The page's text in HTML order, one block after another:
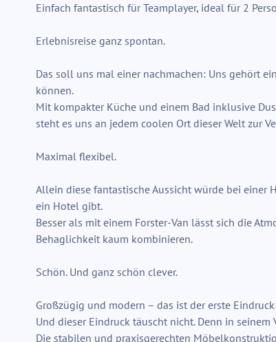
Einfach fantastisch für Teamplayer, ideal für 2
Erlebnisreise ganz spontan.
Das soll uns mal einer nachmachen: Uns gehört
können.
Mit kompakter Küche und einem Bad inklusive
steht es uns an jedem coolen Ort dieser Welt zur
Maximal flexibel.
Allein diese fantastische Aussicht würde bei
ein Hotel gibt.
Besser als mit einem Forster-Van lässt sich die
Behaglichkeit kaum kombinieren.
Schön. Und ganz schön clever.
Großzügig und modern – das ist der erste
Und dieser Eindruck täuscht nicht. Denn in
Die stabilen und praxisgerechten